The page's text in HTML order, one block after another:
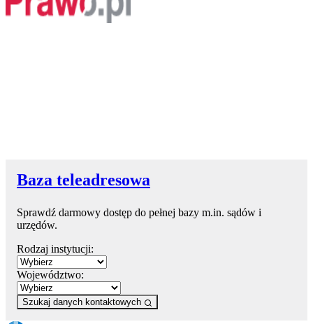
Baza teleadresowa
Sprawdź darmowy dostęp do pełnej bazy m.in. sądów i
urzędów.
Rodzaj instytucji:
Województwo:
Szukaj danych kontaktowych